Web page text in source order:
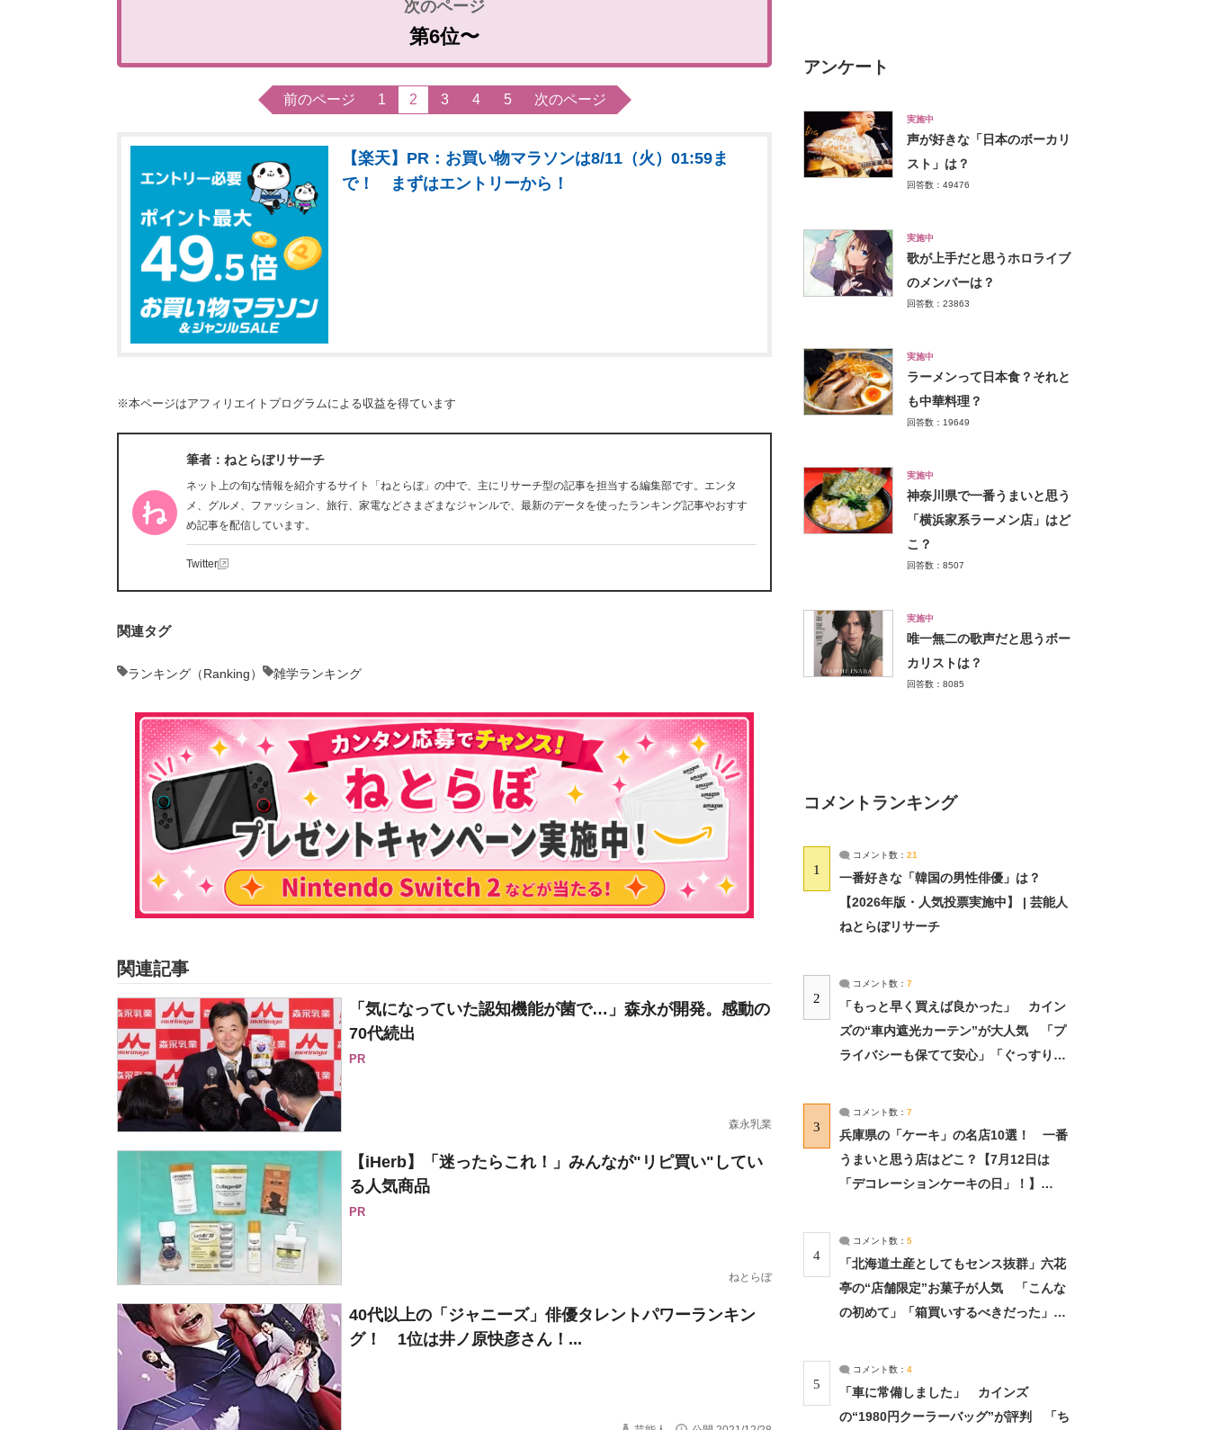
第6位〜
前のページ 1 2 3 4 5 次のページ
【楽天】PR：お買い物マラソンは8/11（火）01:59ま
で！ まずはエントリーから！
※本ページはアフィリエイトプログラムによる収益を得ています
筆者：ねとらぼリサーチ
ネット上の旬な情報を紹介するサイト「ねとらぼ」の中で、主にリサーチ型の記事を担当する編集部です。エンタ
メ、グルメ、ファッション、旅行、家電などさまざまなジャンルで、最新のデータを使ったランキング記事やおすす
め記事を配信しています。
Twitter
関連タグ
ランキング（Ranking） 雑学ランキング
関連記事
「気になっていた認知機能が菌で…」森永が開発。感動の
70代続出
PR
森永乳業
【iHerb】「迷ったらこれ！」みんなが"リピ買い"してい
る人気商品
PR
ねとらぼ
40代以上の「ジャニーズ」俳優タレントパワーランキン
グ！ 1位は井ノ原快彦さん！...
アンケート
実施中
声が好きな「日本のボーカリ
スト」は？
回答数：49476
実施中
歌が上手だと思うホロライブ
のメンバーは？
回答数：23863
実施中
ラーメンって日本食？それと
も中華料理？
回答数：19649
実施中
神奈川県で一番うまいと思う
「横浜家系ラーメン店」はど
こ？
回答数：8507
実施中
唯一無二の歌声だと思うボー
カリストは？
回答数：8085
コメントランキング
1
コメント数： 21
一番好きな「韓国の男性俳優」は？
【2026年版・人気投票実施中】 | 芸能人
ねとらぼリサーチ
2
コメント数： 7
「もっと早く買えば良かった」 カイン
ズの“車内遮光カーテン”が大人気 「プ
ライバシーも保てて安心」「ぐっすり眠
3
コメント数： 7
兵庫県の「ケーキ」の名店10選！ 一番
うまいと思う店はどこ？【7月12日は
「デコレーションケーキの日」！】
4
コメント数： 5
「北海道土産としてもセンス抜群」六花
亭の“店舗限定”お菓子が人気 「こんな
の初めて」「箱買いするべきだった」
5
コメント数： 4
「車に常備しました」 カインズ
の“1980円クーラーバッグ”が評判 「ち